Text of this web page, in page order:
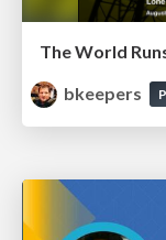
The World
bkeepers